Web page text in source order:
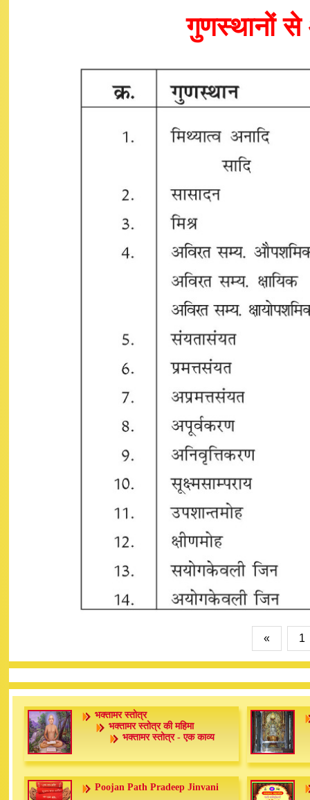
गुणस्थानों
« 1
भक्तामर स्तोत्र
भक्तामर स्तोत्र की महिमा
भक्तामर स्तोत्र - एक काव्य
Poojan Path Pradeep Jinvani